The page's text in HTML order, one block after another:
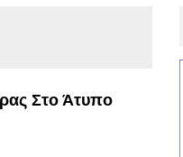
Στο Άτυπο
: